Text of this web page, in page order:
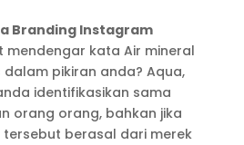
Branding Instagram
mendengar kata Air mineral
pikiran anda? Aqua,
identifikasikan sama
orang orang, bahkan jika
berasal dari merek